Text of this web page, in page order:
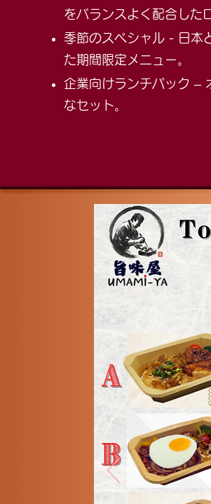
をバランスよく配合した
季節のスペシャル - 日本
た期間限定メニュー。
企業向けランチパック –
なセット。